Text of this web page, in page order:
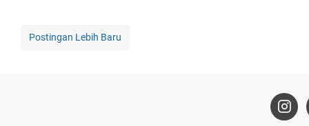
Postingan Lebih Baru